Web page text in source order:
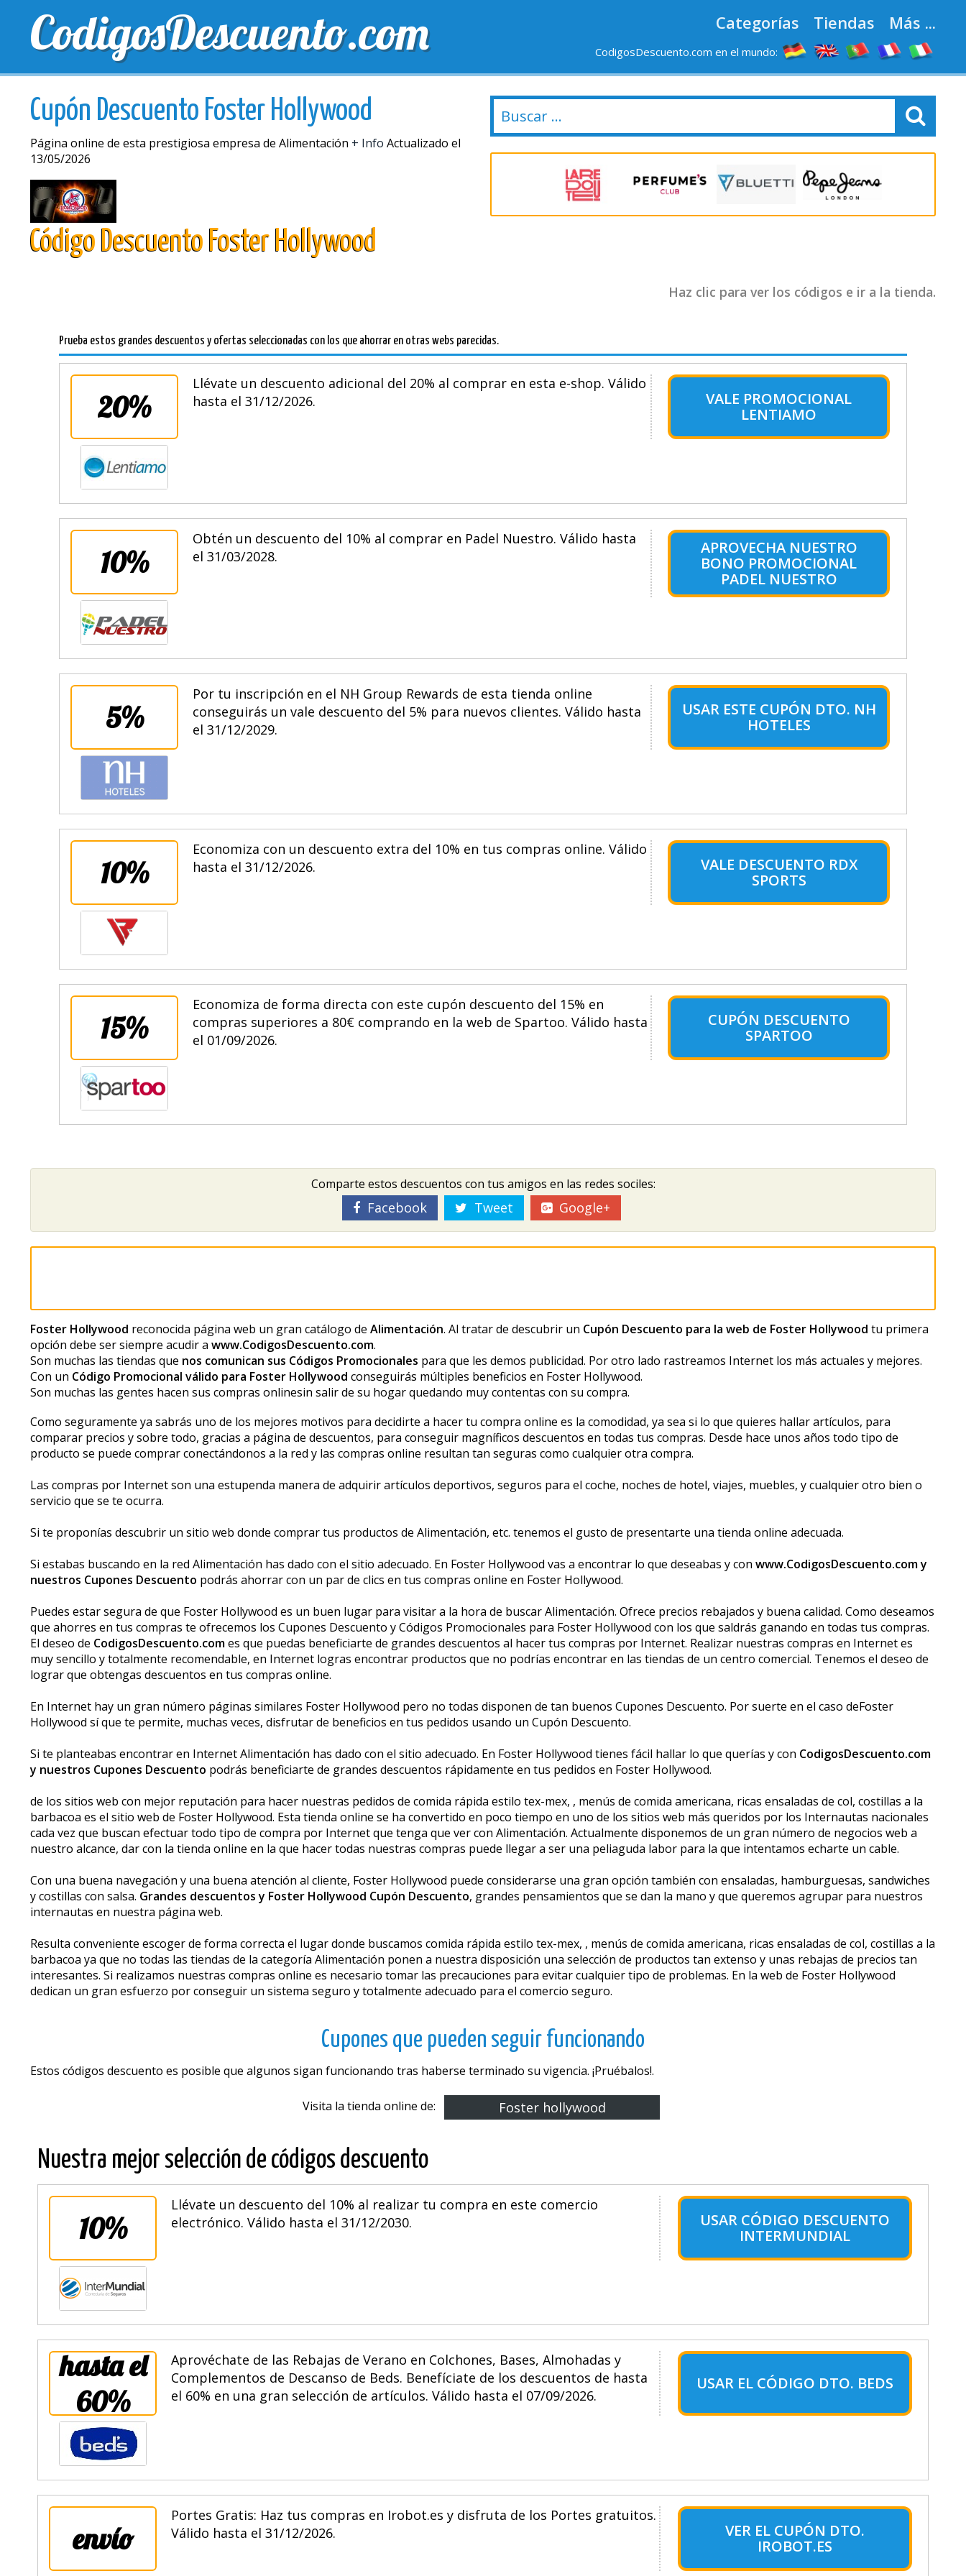
CodigosDescuento.com Categorías Tiendas Más ...
CodigosDescuento.com en el mundo:
MEJORES CUPONES ENVIO GRÁTIS NUEVAS TIENDAS
Cupón Descuento Foster Hollywood
Página online de esta prestigiosa empresa de Alimentación + Info Actualizado el
13/05/2026
Código Descuento Foster Hollywood
Haz clic para ver los códigos e ir a la tienda.
Prueba estos grandes descuentos y ofertas seleccionadas con los que ahorrar en otras webs parecidas.
20%
Llévate un descuento adicional del 20% al comprar en esta e-shop. Válido
hasta el 31/12/2026.
VALE PROMOCIONAL
LENTIAMO
10%
Obtén un descuento del 10% al comprar en Padel Nuestro. Válido hasta
el 31/03/2028.
APROVECHA NUESTRO
BONO PROMOCIONAL
PADEL NUESTRO
5%
Por tu inscripción en el NH Group Rewards de esta tienda online
conseguirás un vale descuento del 5% para nuevos clientes. Válido hasta
el 31/12/2029.
USAR ESTE CUPÓN DTO. NH
HOTELES
10%
Economiza con un descuento extra del 10% en tus compras online. Válido
hasta el 31/12/2026.
VALE DESCUENTO RDX
SPORTS
15%
Economiza de forma directa con este cupón descuento del 15% en
compras superiores a 80€ comprando en la web de Spartoo. Válido hasta
el 01/09/2026.
CUPÓN DESCUENTO
SPARTOO
Comparte estos descuentos con tus amigos en las redes sociles:
Facebook Tweet Google+
Foster Hollywood reconocida página web un gran catálogo de Alimentación. Al tratar de descubrir un Cupón Descuento para la web de Foster Hollywood tu primera
opción debe ser siempre acudir a www.CodigosDescuento.com.
Son muchas las tiendas que nos comunican sus Códigos Promocionales para que les demos publicidad. Por otro lado rastreamos Internet los más actuales y mejores.
Con un Código Promocional válido para Foster Hollywood conseguirás múltiples beneficios en Foster Hollywood.
Son muchas las gentes hacen sus compras onlinesin salir de su hogar quedando muy contentas con su compra.
Como seguramente ya sabrás uno de los mejores motivos para decidirte a hacer tu compra online es la comodidad, ya sea si lo que quieres hallar artículos, para
comparar precios y sobre todo, gracias a página de descuentos, para conseguir magníficos descuentos en todas tus compras. Desde hace unos años todo tipo de
producto se puede comprar conectándonos a la red y las compras online resultan tan seguras como cualquier otra compra.
Las compras por Internet son una estupenda manera de adquirir artículos deportivos, seguros para el coche, noches de hotel, viajes, muebles, y cualquier otro bien o
servicio que se te ocurra.
Si te proponías descubrir un sitio web donde comprar tus productos de Alimentación, etc. tenemos el gusto de presentarte una tienda online adecuada.
Si estabas buscando en la red Alimentación has dado con el sitio adecuado. En Foster Hollywood vas a encontrar lo que deseabas y con www.CodigosDescuento.com y
nuestros Cupones Descuento podrás ahorrar con un par de clics en tus compras online en Foster Hollywood.
Puedes estar segura de que Foster Hollywood es un buen lugar para visitar a la hora de buscar Alimentación. Ofrece precios rebajados y buena calidad. Como deseamos
que ahorres en tus compras te ofrecemos los Cupones Descuento y Códigos Promocionales para Foster Hollywood con los que saldrás ganando en todas tus compras.
El deseo de CodigosDescuento.comes que puedas beneficiarte de grandes descuentos al hacer tus compras por Internet. Realizar nuestras compras en Internet es
muy sencillo y totalmente recomendable, en Internet logras encontrar productos que no podrías encontrar en las tiendas de un centro comercial. Tenemos el deseo de
lograr que obtengas descuentos en tus compras online.
En Internet hay un gran número páginas similares Foster Hollywood pero no todas disponen de tan buenos Cupones Descuento. Por suerte en el caso deFoster
Hollywood sí que te permite, muchas veces, disfrutar de beneficios en tus pedidos usando un Cupón Descuento.
Si te planteabas encontrar en Internet Alimentación has dado con el sitio adecuado. En Foster Hollywood tienes fácil hallar lo que querías y con CodigosDescuento.com
y nuestros Cupones Descuento podrás beneficiarte de grandes descuentos rápidamente en tus pedidos en Foster Hollywood.
de los sitios web con mejor reputación para hacer nuestras pedidos de comida rápida estilo tex-mex, , menús de comida americana, ricas ensaladas de col, costillas a la
barbacoa es el sitio web de Foster Hollywood. Esta tienda online se ha convertido en poco tiempo en uno de los sitios web más queridos por los Internautas nacionales
cada vez que buscan efectuar todo tipo de compra por Internet que tenga que ver con Alimentación. Actualmente disponemos de un gran número de negocios web a
nuestro alcance, dar con la tienda online en la que hacer todas nuestras compras puede llegar a ser una peliaguda labor para la que intentamos echarte un cable.
Con una buena navegación y una buena atención al cliente, Foster Hollywood puede considerarse una gran opción también con ensaladas, hamburguesas, sandwiches
y costillas con salsa. Grandes descuentos y Foster Hollywood Cupón Descuento, grandes pensamientos que se dan la mano y que queremos agrupar para nuestros
internautas en nuestra página web.
Resulta conveniente escoger de forma correcta el lugar donde buscamos comida rápida estilo tex-mex, , menús de comida americana, ricas ensaladas de col, costillas a la
barbacoa ya que no todas las tiendas de la categoría Alimentación ponen a nuestra disposición una selección de productos tan extenso y unas rebajas de precios tan
interesantes. Si realizamos nuestras compras online es necesario tomar las precauciones para evitar cualquier tipo de problemas. En la web de Foster Hollywood
dedican un gran esfuerzo por conseguir un sistema seguro y totalmente adecuado para el comercio seguro.
Cupones que pueden seguir funcionando
Estos códigos descuento es posible que algunos sigan funcionando tras haberse terminado su vigencia. ¡Pruébalos!.
Visita la tienda online de: Foster hollywood
Nuestra mejor selección de códigos descuento
10%
Llévate un descuento del 10% al realizar tu compra en este comercio
electrónico. Válido hasta el 31/12/2030.
USAR CÓDIGO DESCUENTO
INTERMUNDIAL
hasta el
60%
Aprovéchate de las Rebajas de Verano en Colchones, Bases, Almohadas y
Complementos de Descanso de Beds. Benefíciate de los descuentos de hasta
el 60% en una gran selección de artículos. Válido hasta el 07/09/2026.
USAR EL CÓDIGO DTO. BEDS
envío
Portes Gratis: Haz tus compras en Irobot.es y disfruta de los Portes gratuitos.
Válido hasta el 31/12/2026.
VER EL CUPÓN DTO.
IROBOT.ES